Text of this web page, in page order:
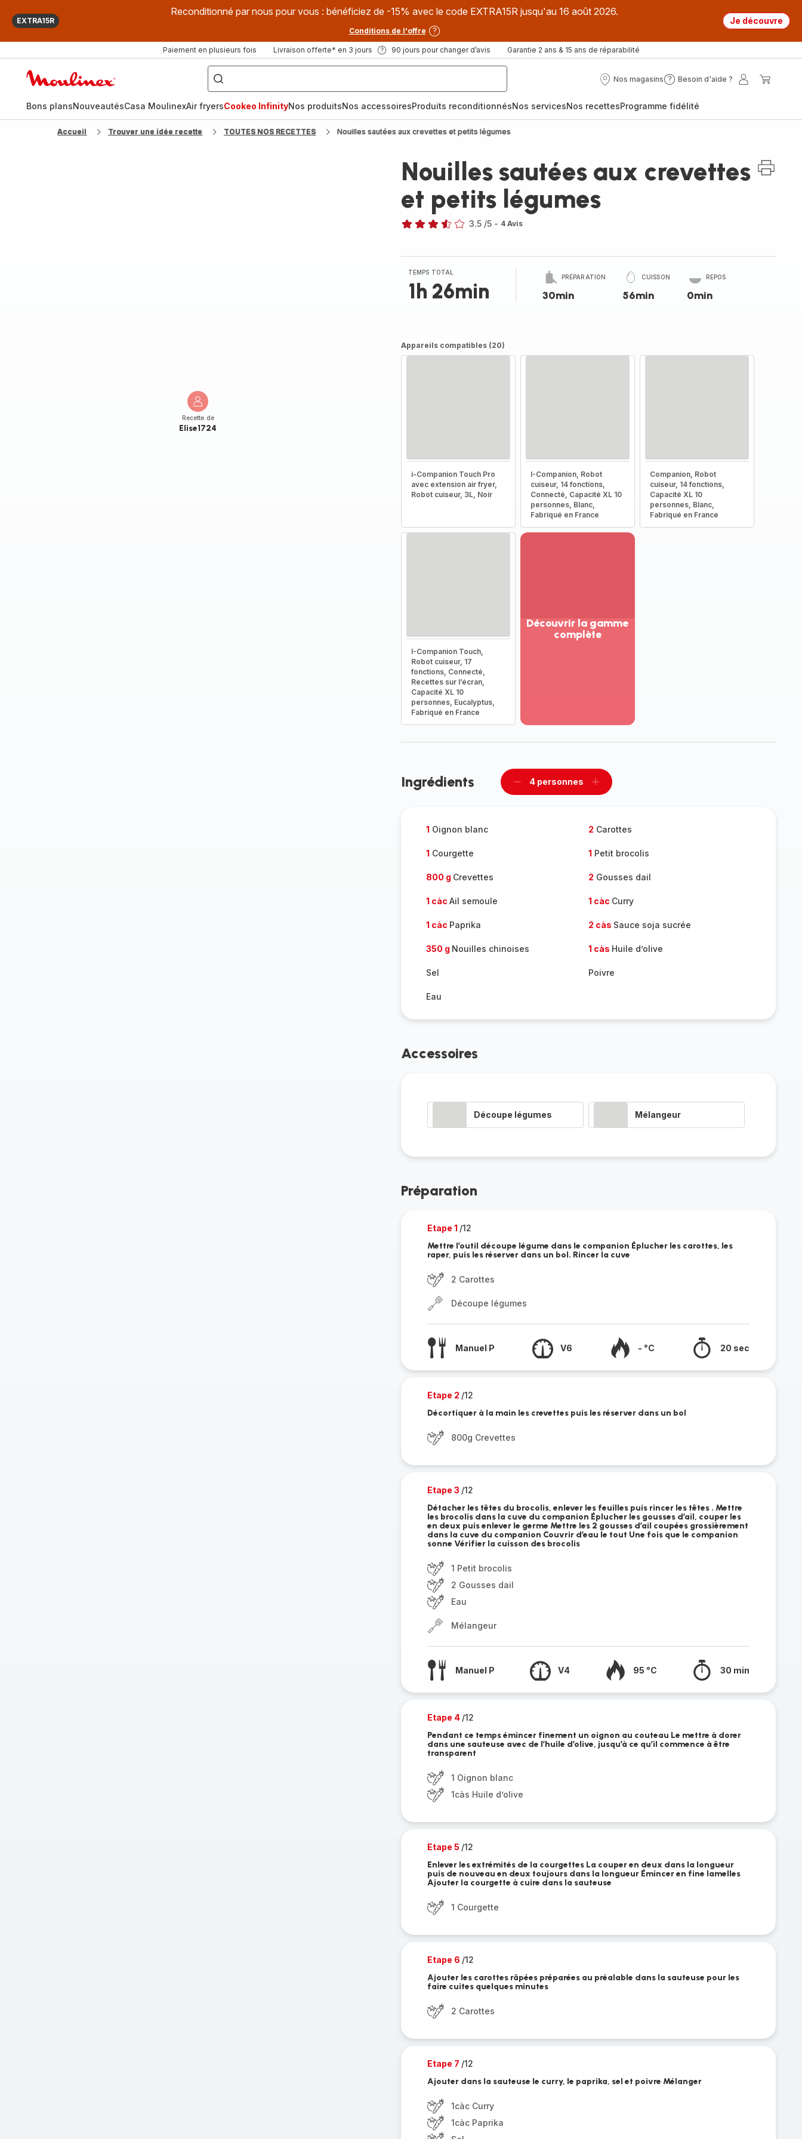
EXTRA15R
Reconditionné par nous pour vous : bénéficiez de -15% avec le code EXTRA15R jusqu'au 16 août 2026.
Conditions de l'offre
Je découvre
Paiement en plusieurs fois Livraison offerte* en 3 jours 90 jours pour changer d’avis Garantie 2 ans & 15 ans de réparabilité
["Que
recherchez-
vous
?",
fryer",
"Companion"]
Nos magasins
Nos
Besoin d'aide ?
Besoin
?
Mon
Bons plansNouveautésCasa MoulinexAir fryersCookeo InfinityNos produitsNos accessoiresProduits reconditionnésNos servicesNos recettesProgramme fidélité
Accueil Trouver une idée recette TOUTES NOS RECETTES Nouilles sautées aux crevettes et petits légumes
Recette de
Elise1724
Nouilles sautées aux crevettes
et petits légumes
3.5 /5 - 4 Avis
TEMPS TOTAL
1h 26min
PRÉPARATION
30min
CUISSON
56min
REPOS
0min
Appareils compatibles (20)
i-Companion Touch Pro
avec extension air fryer,
Robot cuiseur, 3L, Noir
I-Companion, Robot
cuiseur, 14 fonctions,
Connecté, Capacité XL 10
personnes, Blanc,
Fabriqué en France
Companion, Robot
cuiseur, 14 fonctions,
Capacité XL 10
personnes, Blanc,
Fabriqué en France
I-Companion Touch,
Robot cuiseur, 17
fonctions, Connecté,
Recettes sur l’écran,
Capacité XL 10
personnes, Eucalyptus,
Fabriqué en France
Découvrir la gamme
complète
Ingrédients
Supprimer
4 personnes
Ajouter
1 Oignon blanc 2 Carottes
1 Courgette 1 Petit brocolis
800 g Crevettes 2 Gousses dail
1 càc Ail semoule 1 càc Curry
1 càc Paprika 2 càs Sauce soja sucrée
350 g Nouilles chinoises 1 càs Huile d’olive
Sel Poivre
Eau
Accessoires
Découpe légumes Mélangeur
Préparation
Etape 1 /12
Mettre l’outil découpe légume dans le companion Éplucher les carottes, les
raper, puis les réserver dans un bol. Rincer la cuve
2 Carottes
Découpe légumes
Manuel P V6 - °C 20 sec
Etape 2 /12
Décortiquer à la main les crevettes puis les réserver dans un bol
800g Crevettes
Etape 3 /12
Détacher les têtes du brocolis, enlever les feuilles puis rincer les têtes . Mettre
les brocolis dans la cuve du companion Éplucher les gousses d’ail, couper les
en deux puis enlever le germe Mettre les 2 gousses d’ail coupées grossièrement
dans la cuve du companion Couvrir d’eau le tout Une fois que le companion
sonne Vérifier la cuisson des brocolis
1 Petit brocolis
2 Gousses dail
Eau
Mélangeur
Manuel P V4 95 °C 30 min
Etape 4 /12
Pendant ce temps émincer finement un oignon au couteau Le mettre à dorer
dans une sauteuse avec de l’huile d’olive, jusqu’à ce qu’il commence à être
transparent
1 Oignon blanc
1càs Huile d’olive
Etape 5 /12
Enlever les extrémités de la courgettes La couper en deux dans la longueur
puis de nouveau en deux toujours dans la longueur Émincer en fine lamelles
Ajouter la courgette à cuire dans la sauteuse
1 Courgette
Etape 6 /12
Ajouter les carottes râpées préparées au préalable dans la sauteuse pour les
faire cuites quelques minutes
2 Carottes
Etape 7 /12
Ajouter dans la sauteuse le curry, le paprika, sel et poivre Mélanger
1càc Curry
1càc Paprika